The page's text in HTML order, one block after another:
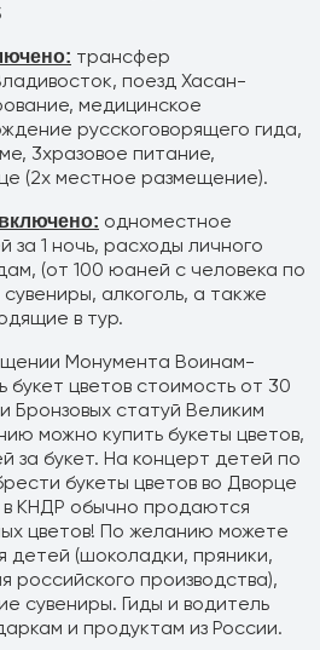
440 47 44
экскурсии
075-96-64
автобусов
556 45 56
969 45 67
в Москве
трансфер
поезд Хасан-
медицинское
русскоговорящего гида,
3хразовое питание,
(2х местное размещение).
одноместное
1 ночь, расходы личного
(от 100 юаней с человека по
алкоголь, а также
в тур.
Монумента Воинам-
букет цветов стоимость от 30
статуй Великим
можно купить букеты цветов,
за букет. На концерт детей по
букеты цветов во Дворце
КНДР обычно продаются
цветов! По желанию можете
детей (шоколадки, пряники,
российского производства),
сувениры. Гиды и водитель
и продуктам из России.